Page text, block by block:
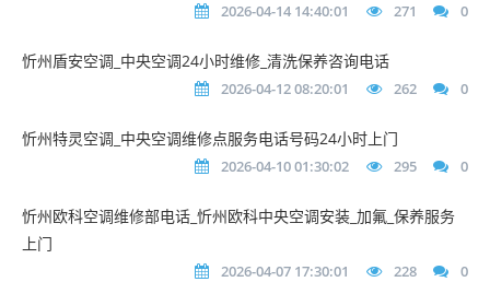
2026-04-14 14:40:01 271 0
忻州盾安空调_中央空调24小时维修_清洗保养咨询电话
2026-04-12 08:20:01 262 0
忻州特灵空调_中央空调维修点服务电话号码24小时上门
2026-04-10 01:30:02 295 0
忻州欧科空调维修部电话_忻州欧科中央空调安装_加氟_保养服务
上门
2026-04-07 17:30:01 228 0